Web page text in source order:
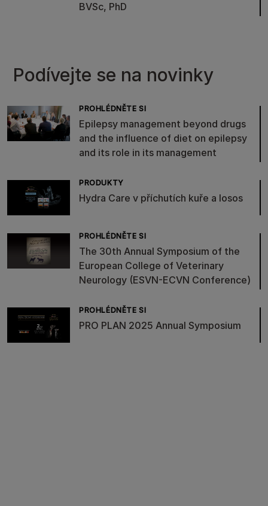
BVSc, PhD
Podívejte se na novinky
PROHLÉDNĚTE SI
Epilepsy management beyond drugs
and the influence of diet on epilepsy
and its role in its management
PRODUKTY
Hydra Care v příchutích kuře a losos
PROHLÉDNĚTE SI
The 30th Annual Symposium of the
European College of Veterinary
Neurology (ESVN-ECVN Conference)
PROHLÉDNĚTE SI
PRO PLAN 2025 Annual Symposium